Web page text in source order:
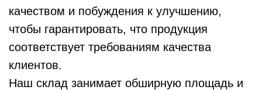
качеством и побуждения к улучшению,
чтобы гарантировать, что продукция
соответствует требованиям качества
клиентов.
Наш склад занимает обширную площадь и